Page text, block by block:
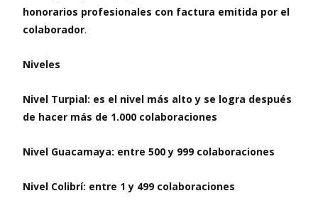
honorarios profesionales con factura emitida por el
colaborador.
Niveles
Nivel Turpial: es el nivel más alto y se logra después
de hacer más de 1.000 colaboraciones
Nivel Guacamaya: entre 500 y 999 colaboraciones
Nivel Colibrí: entre 1 y 499 colaboraciones